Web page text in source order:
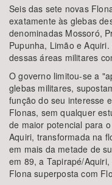
Área Protegida
Seis das sete novas
exatamente às glebas
denominadas Mossoró,
Pupunha, Limão e
dessas áreas militares
O governo limitou-se a
glebas militares,
função do seu interesse
Flonas, sem qualquer
de maior potencial para
Aquiri, transformada na
em mais da metade de
em 89, a Tapirapé/
Flona superposta com